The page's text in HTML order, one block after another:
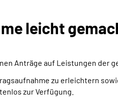
leicht
Anträge auf Leistungen der
zu erleichtern
zur Verfügung.